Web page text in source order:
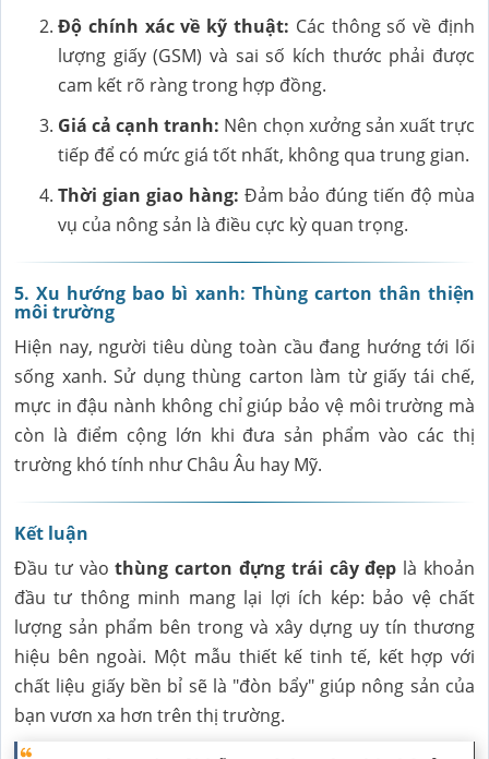
Độ chính xác về kỹ thuật: Các thông số về định
lượng giấy (GSM) và sai số kích thước phải được
cam kết rõ ràng trong hợp đồng.
Giá cả cạnh tranh: Nên chọn xưởng sản xuất trực
tiếp để có mức giá tốt nhất, không qua trung gian.
Thời gian giao hàng: Đảm bảo đúng tiến độ mùa
vụ của nông sản là điều cực kỳ quan trọng.
5. Xu hướng bao bì xanh: Thùng carton thân thiện
môi trường
Hiện nay, người tiêu dùng toàn cầu đang hướng tới lối
sống xanh. Sử dụng thùng carton làm từ giấy tái chế,
mực in đậu nành không chỉ giúp bảo vệ môi trường mà
còn là điểm cộng lớn khi đưa sản phẩm vào các thị
trường khó tính như Châu Âu hay Mỹ.
Kết luận
Đầu tư vàothùng carton đựng trái cây đẹp là khoản
đầu tư thông minh mang lại lợi ích kép: bảo vệ chất
lượng sản phẩm bên trong và xây dựng uy tín thương
hiệu bên ngoài. Một mẫu thiết kế tinh tế, kết hợp với
chất liệu giấy bền bỉ sẽ là "đòn bẩy" giúp nông sản của
bạn vươn xa hơn trên thị trường.